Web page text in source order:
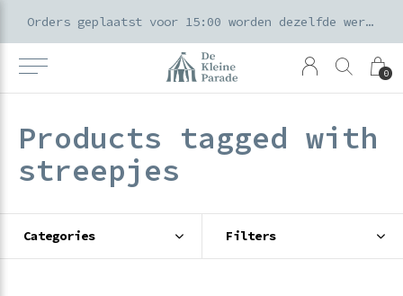
0
Orders geplaatst voor 15:00 worden dezelfde werkdag verzonden
Products tagged with
streepjes
Categories Filters